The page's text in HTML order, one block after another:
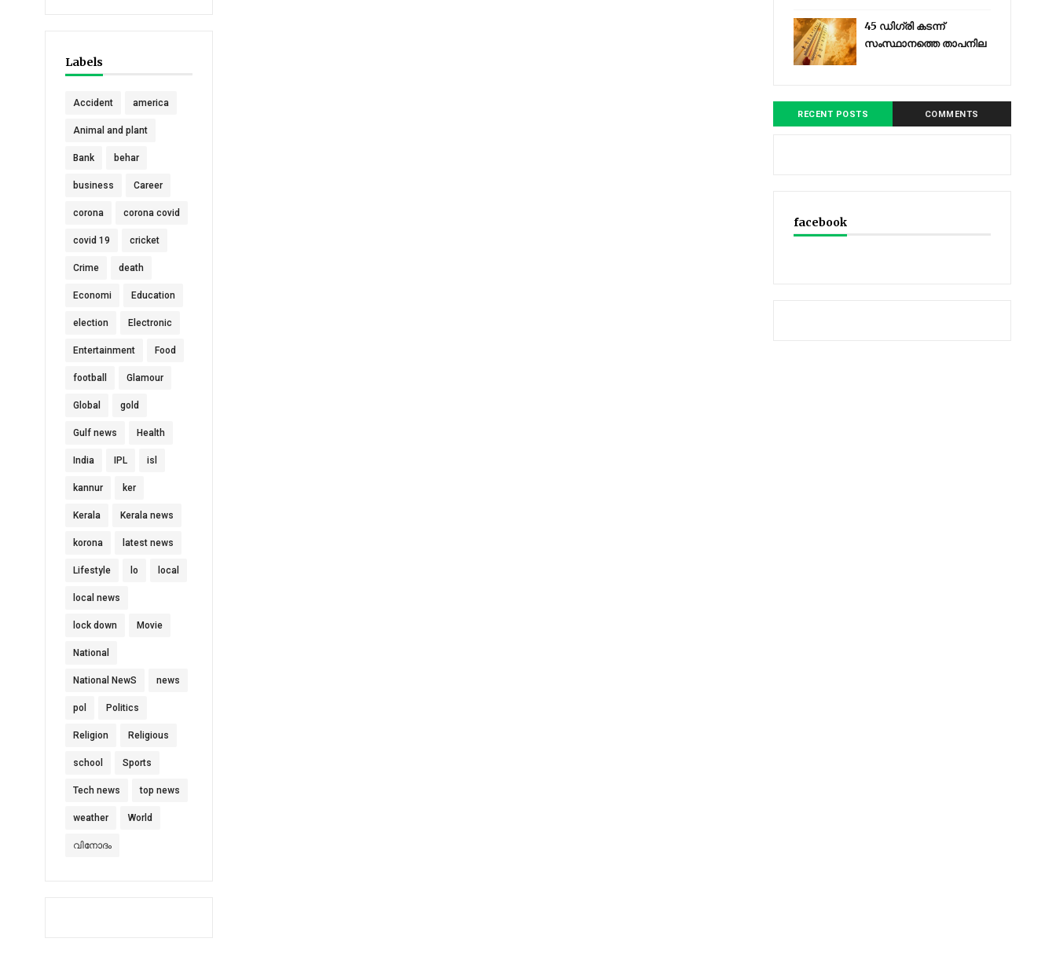
Labels
Accident america
Animal and plant
Bank behar
business Career
corona corona covid
covid 19 cricket
Crime death
Economi Education
election Electronic
Entertainment Food
football Glamour
Global gold
Gulf news Health
India IPL isl
kannur ker
Kerala Kerala news
korona latest news
Lifestyle lo local
local news
lock down Movie
National
National NewS news
pol Politics
Religion Religious
school Sports
Tech news top news
weather World
വിനോദം
45 ഡിഗ്രി കടന്ന്
സംസ്ഥാനത്തെ താപനില
RECENT POSTS COMMENTS
facebook